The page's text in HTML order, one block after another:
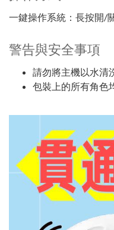
一鍵操作系統：長按開/
警告與安全事項
請勿將主機以水清
包裝上的所有角色